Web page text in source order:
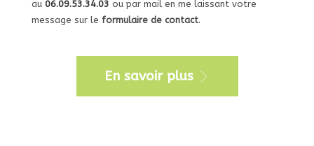
au 06.09.53.34.03 ou par mail en me laissant votre
message sur le formulaire de contact.
En savoir plus